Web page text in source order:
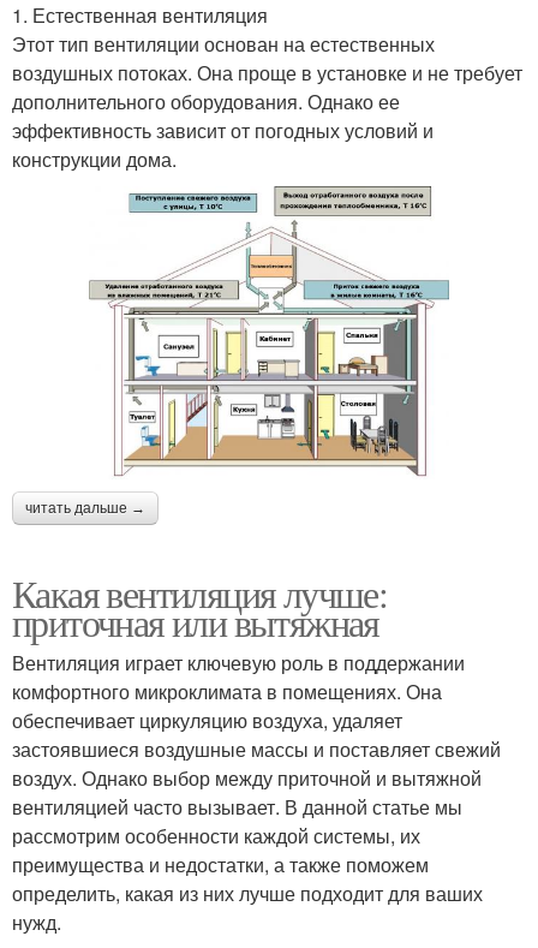
1. Естественная вентиляция
Этот тип вентиляции основан на естественных
воздушных потоках. Она проще в установке и не требует
дополнительного оборудования. Однако ее
эффективность зависит от погодных условий и
конструкции дома.
читать дальше →
Какая вентиляция лучше:
приточная или вытяжная
Вентиляция играет ключевую роль в поддержании
комфортного микроклимата в помещениях. Она
обеспечивает циркуляцию воздуха, удаляет
застоявшиеся воздушные массы и поставляет свежий
воздух. Однако выбор между приточной и вытяжной
вентиляцией часто вызывает. В данной статье мы
рассмотрим особенности каждой системы, их
преимущества и недостатки, а также поможем
определить, какая из них лучше подходит для ваших
нужд.